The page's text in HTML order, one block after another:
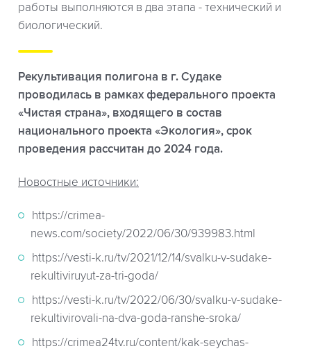
работы выполняются в два этапа - технический и
биологический.
Рекультивация полигона в г. Судаке
проводилась в рамках федерального проекта
«Чистая страна», входящего в состав
национального проекта «Экология», срок
проведения рассчитан до 2024 года.
Новостные источники:
https://crimea-
news.com/society/2022/06/30/939983.html
https://vesti-k.ru/tv/2021/12/14/svalku-v-sudake-
rekultiviruyut-za-tri-goda/
https://vesti-k.ru/tv/2022/06/30/svalku-v-sudake-
rekultivirovali-na-dva-goda-ranshe-sroka/
https://crimea24tv.ru/content/kak-seychas-